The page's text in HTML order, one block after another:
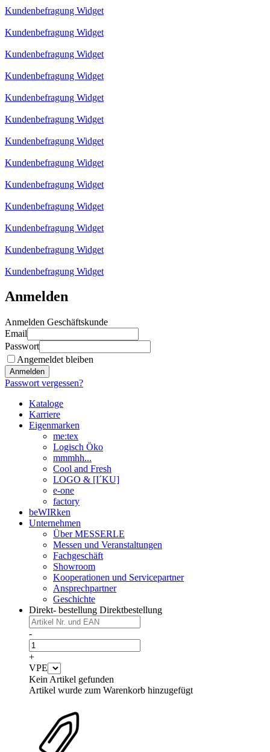
Kundenbefragung Widget
Kundenbefragung Widget
Kundenbefragung Widget
Kundenbefragung Widget
Kundenbefragung Widget
Kundenbefragung Widget
Kundenbefragung Widget
Kundenbefragung Widget
Kundenbefragung Widget
Kundenbefragung Widget
Kundenbefragung Widget
Kundenbefragung Widget
Kundenbefragung Widget
Anmelden
Anmelden Geschäftskunde
Email
Passwort
Angemeldet bleiben
Anmelden
Passwort vergessen?
Kataloge
Karriere
Eigenmarken
me:tex
Logisch Öko
mmmhh...
Cool and Fresh
LOGO & [I´KU]
e-one
factory
beWIRken
Unternehmen
Über MESSERLE
Messen und Veranstaltungen
Fachgeschäft
Showroom
Kooperationen und Servicepartner
Ansprechpartner
Geschichte
Direkt- bestellung Direktbestellung
-
+
VPE
Kein Artikel gefunden
Artikel wurde zum Warenkorb hinzugefügt